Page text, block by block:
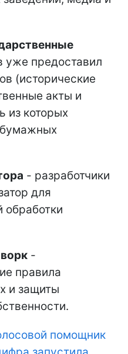
уже предоставил
(исторические
акты и
из которых
- разработчики
для
обработки
-
правила
и защиты
помощник